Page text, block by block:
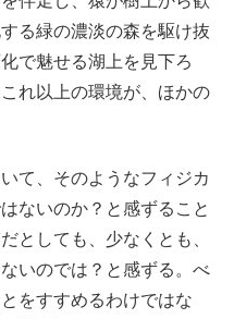
る緑の濃淡の森を駆け抜
で魅せる湖上を見下ろ
れ以上の環境が、ほかの
て、そのようなフィジカ
ないのか？と感ずること
としても、少なくとも、
いのでは？と感ずる。べ
をすすめるわけではな